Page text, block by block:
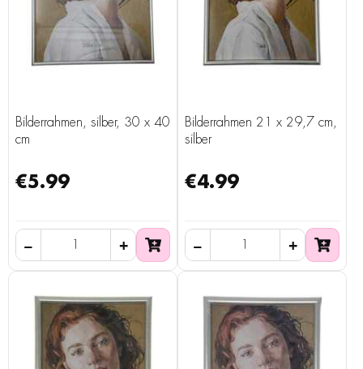
Bilderrahmen, silber, 30 x 40
cm
€5.99
Bilderrahmen 21 x 29,7 cm,
silber
€4.99